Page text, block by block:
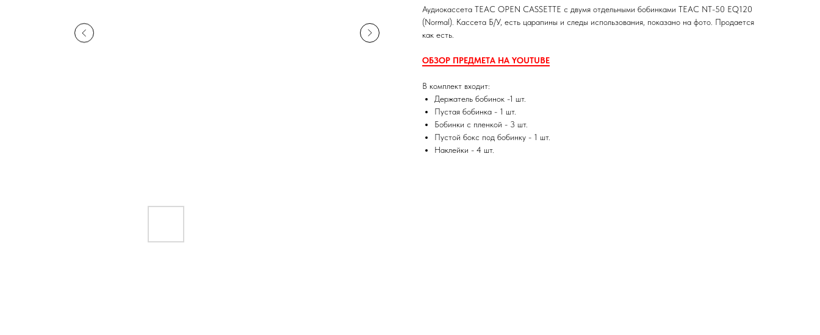
Аудиокассета TEAC OPEN CASSETTE с двумя отдельными бобинками TEAC NT-50 EQ120
(Normal). Кассета Б/У, есть царапины и следы использования, показано на фото. Продается
как есть.
ОБЗОР ПРЕДМЕТА НА YOUTUBE
В комплект входит:
Держатель бобинок -1 шт.
Пустая бобинка - 1 шт.
Бобинки с пленкой - 3 шт.
Пустой бокс под бобинку - 1 шт.
Наклейки - 4 шт.